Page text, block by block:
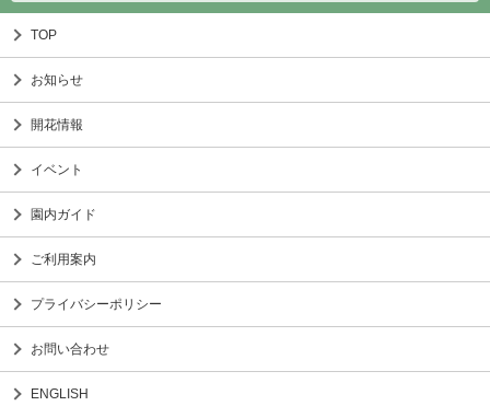
TOP
お知らせ
開花情報
イベント
園内ガイド
ご利用案内
プライバシーポリシー
お問い合わせ
ENGLISH